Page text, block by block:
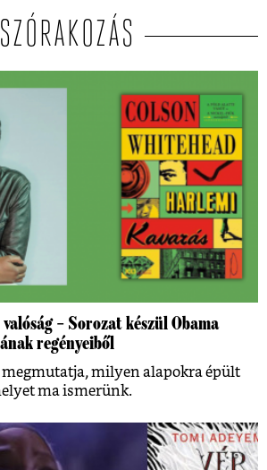
SZÓRAKOZÁS
– Sorozat készül Obama
regényeiből
milyen alapokra épült
ma ismerünk.